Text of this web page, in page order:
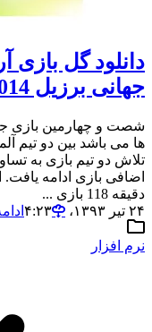
دانلود گل بازی
جهانی برزیل 2014 ) Germany vs Argentina
تلاش دو تیم بازی به
اضافی بازی ادامه یافت.
دقیقه 118 بازی ...
۲۴ تیر ۱۳۹۳،‏ ۴:۲۳
نرم افزار